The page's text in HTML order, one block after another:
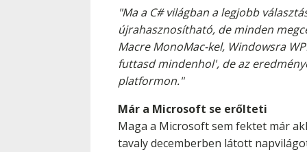
"Ma a C# világban a legjobb
újrahasznosítható, de minden
Macre MonoMac-kel, Windowsra
futtasd mindenhol', de az
platformon."
Már a Microsoft se erőlteti
Maga a Microsoft sem fektet már
tavaly decemberben látott